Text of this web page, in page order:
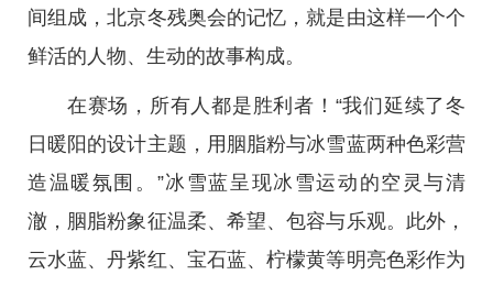
间组成，北京冬残奥会的记忆，就是由这样一个个
鲜活的人物、生动的故事构成。
在赛场，所有人都是胜利者！“我们延续了冬
日暖阳的设计主题，用胭脂粉与冰雪蓝两种色彩营
造温暖氛围。”冰雪蓝呈现冰雪运动的空灵与清
澈，胭脂粉象征温柔、希望、包容与乐观。此外，
云水蓝、丹紫红、宝石蓝、柠檬黄等明亮色彩作为